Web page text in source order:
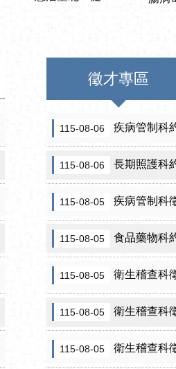
徵才專區
115-08-06 疾病管制科
115-08-06 長期照護科
115-08-05 疾病管制科
115-08-05 食品藥物科
115-08-05 衛生稽查科
115-08-05 衛生稽查科
115-08-05 衛生稽查科